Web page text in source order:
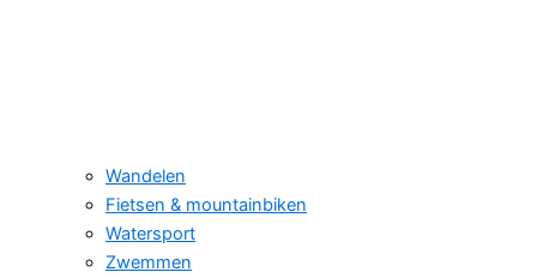
Wandelen
Fietsen & mountainbiken
Watersport
Zwemmen